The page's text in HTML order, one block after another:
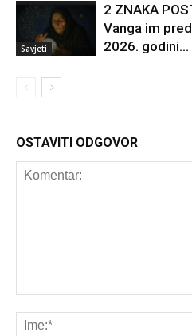
Savjeti
2 ZNAKA
Vanga im
2026. godini…
OSTAVITI ODGOVOR